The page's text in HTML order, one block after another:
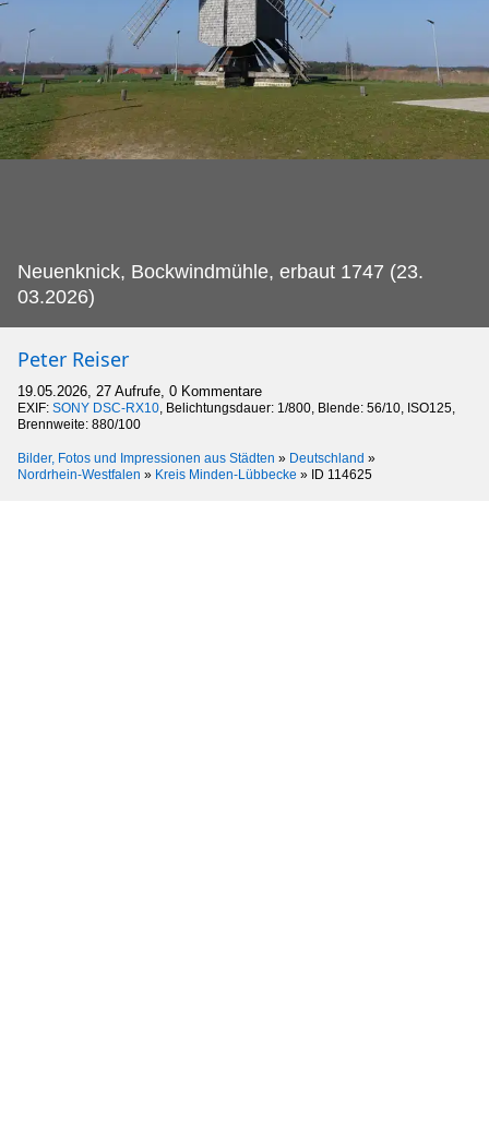
Neuenknick, Bockwindmühle, erbaut 1747 (23.
03.2026)
Peter Reiser
19.05.2026, 27 Aufrufe, 0 Kommentare
EXIF: SONY DSC-RX10, Belichtungsdauer: 1/800, Blende: 56/10, ISO125,
Brennweite: 880/100
Bilder, Fotos und Impressionen aus Städten » Deutschland »
Nordrhein-Westfalen » Kreis Minden-Lübbecke » ID 114625